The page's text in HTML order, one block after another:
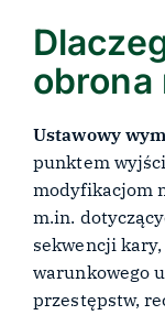
obrona
Ustawowy
punktem
modyfikacjom
m.in.
sekwencji
warunkowego
przestępstw,